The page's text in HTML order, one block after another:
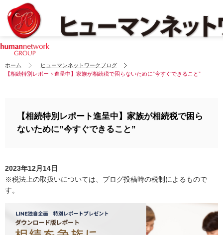
ホーム
ヒューマンネットワークブログ
【相続特別レポート進呈中】家族が相続税で困らないために”今すぐできること”
【相続特別レポート進呈中】家族が相続税で困ら
ないために”今すぐできること”
2023年12月14日
※税法上の取扱いについては、ブログ投稿時の税制によるもので
す。